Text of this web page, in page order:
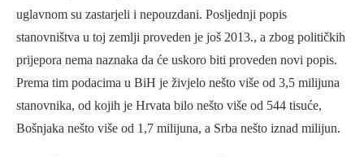
uglavnom su zastarjeli i nepouzdani. Posljednji popis
stanovništva u toj zemlji proveden je još 2013., a zbog političkih
prijepora nema naznaka da će uskoro biti proveden novi popis.
Prema tim podacima u BiH je živjelo nešto više od 3,5 milijuna
stanovnika, od kojih je Hrvata bilo nešto više od 544 tisuće,
Bošnjaka nešto više od 1,7 milijuna, a Srba nešto iznad milijun.